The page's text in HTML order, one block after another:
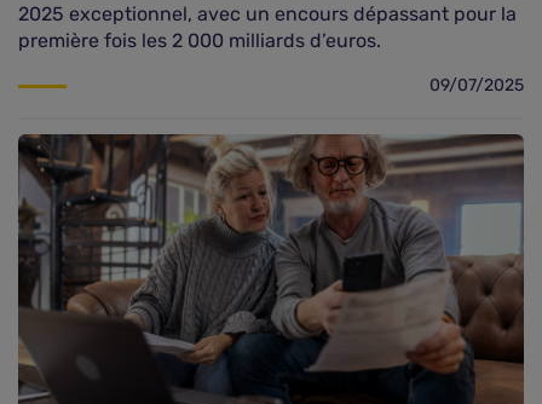
2025 exceptionnel, avec un encours dépassant pour la
première fois les 2 000 milliards d’euros.
09/07/2025